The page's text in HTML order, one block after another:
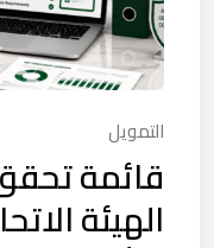
التمويل
قائمة
الهيئة